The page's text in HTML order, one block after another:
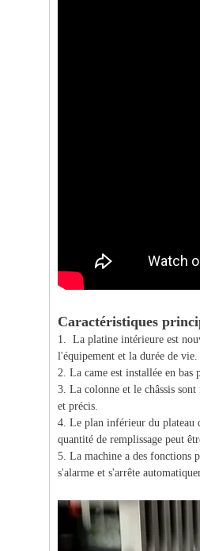
Caractéristiques
1. La platine intérieure est
l'équipement et la durée de vie.
2. La came est installée en
3. La colonne et le châssis
et précis.
4. Le plan inférieur du plateau
quantité de remplissage peut
5. La machine a des fonctions
s'alarme et s'arrête